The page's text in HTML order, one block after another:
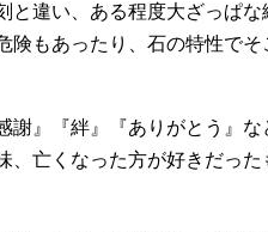
と違い、ある程度大ざっぱ
険もあったり、石の特性で
謝』『絆』『ありがとう』
、亡くなった方が好きだっ